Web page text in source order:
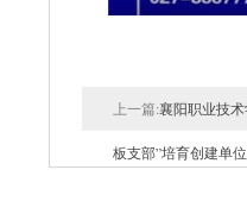
上一篇:襄阳职业技
板支部”培育创建单位